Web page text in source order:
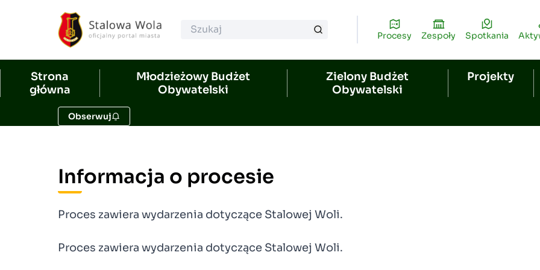
Procesy Zespoły Spotkania
Strona
główna
Młodzieżowy Budżet
Obywatelski
Zielony Budżet
Obywatelski
Projekty
Obserwuj
Informacja o procesie
Proces zawiera wydarzenia dotyczące Stalowej Woli.
Proces zawiera wydarzenia dotyczące Stalowej Woli.